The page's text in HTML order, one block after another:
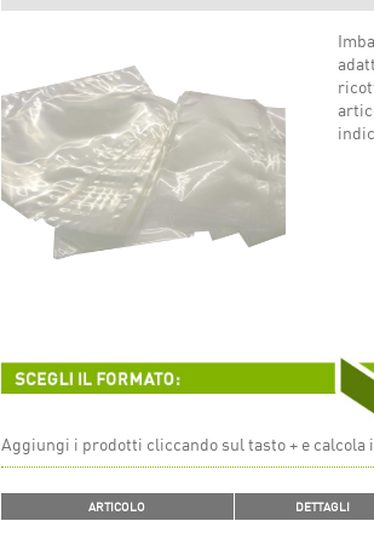
Aggiungi i prodotti cliccando sul tasto + e calcola
ARTICOLO DETTAGLI